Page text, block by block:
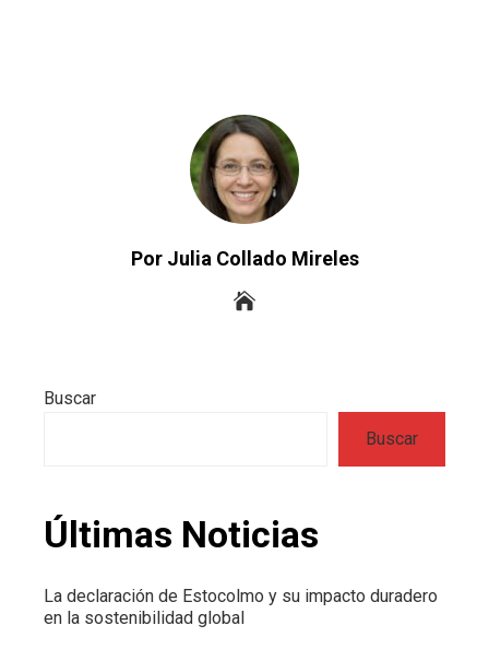
Por Julia Collado Mireles
Buscar
Buscar
Últimas Noticias
La declaración de Estocolmo y su impacto duradero
en la sostenibilidad global